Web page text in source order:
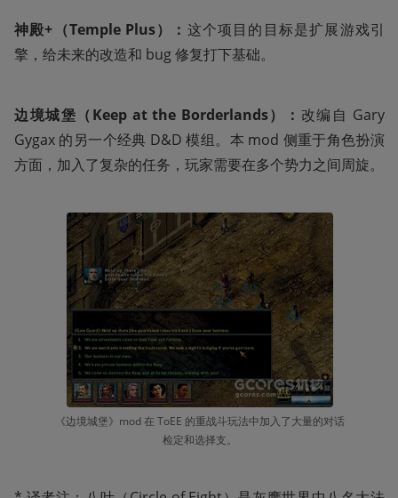
神殿+（Temple Plus）： 这个项目的目标是扩展游戏引
擎，给未来的改造和 bug 修复打下基础。
边境城堡（Keep at the Borderlands）： 改编自 Gary
Gygax 的另一个经典 D&D 模组。本 mod 侧重于角色扮演
方面，加入了复杂的任务，玩家需要在多个势力之间周旋。
《边境城堡》mod 在 ToEE 的重战斗玩法中加入了大量的对话
检定和选择支。